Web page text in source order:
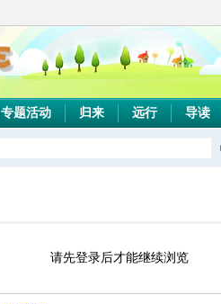
专题活动 归来 远行 导读
请先登录后才能继续浏览